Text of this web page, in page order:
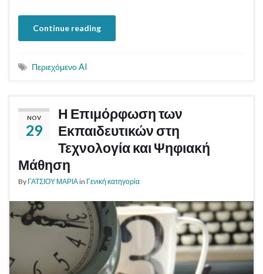
Continue reading
Περιεχόμενο AI
NOV
29
Η Επιμόρφωση των
Εκπαιδευτικών στη
Τεχνολογία και Ψηφιακή
Μάθηση
By ΓΑΤΣΙΟΥ ΜΑΡΙΑin Γενική κατηγορία